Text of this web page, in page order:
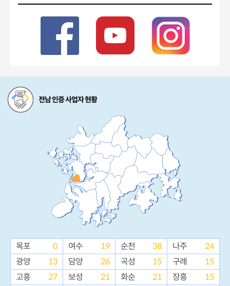
전남 인증 사업자 현황
목포 0 여수 19 순천 38 나주
24
광양
13 담양 26 곡성 15 구례
15
고흥
27 보성 21 화순 21 장흥
15